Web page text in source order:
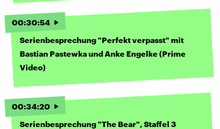
00:30:54
Serienbesprechung "Perfekt verpasst" mit
Bastian Pastewka und Anke Engelke (Prime
Video)
00:34:20
Serienbesprechung "The Bear", Staffel 3